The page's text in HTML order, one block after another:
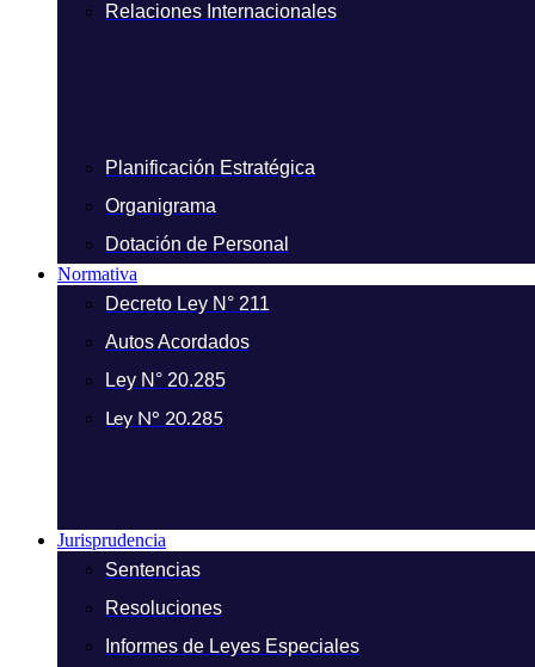
Relaciones Internacionales
Planificación Estratégica
Organigrama
Dotación de Personal
Normativa
Decreto Ley N° 211
Autos Acordados
Ley N° 20.285
Ley N° 20.285
Jurisprudencia
Sentencias
Resoluciones
Informes de Leyes Especiales